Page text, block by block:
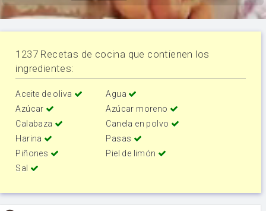
1237 Recetas de cocina que contienen los
ingredientes:
Aceite de oliva
Agua
Azúcar
Azúcar moreno
Calabaza
Canela en polvo
Harina
Pasas
Piñones
Piel de limón
Sal